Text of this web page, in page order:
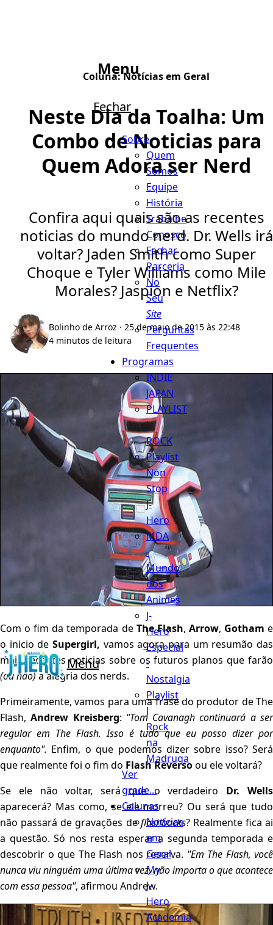
Menu
Menu
Fechar
Sobre
Quem
Somos
Equipe
História
Trabalhe
Conosco
Fechar
Parceria
No
Seu
Site
Perguntas
Frequentes
Programas
INDIE
JAPAN
PLAYLIST
J-
ROCK
Playlist
Non
Stop
J-
Hero
MDA
-
Mundo
dos
Animes
J-
Hero
Especial
-
Nostalgia
Playlist
J
Rock
na
Madruga
Ver
grade...
Colunas
Notícias
em
Geral
My
J-
Hero
Academia
Coluna:Notícias em Geral
Neste Dia da Toalha: Um
Combo de Noticias para
Quem Adora ser Nerd
Confira aqui quais são as recentes
noticias do mundo nerd. Dr. Wells irá
voltar? Jaden Smith como Super
Choque e Tyler Williams como Mile
Morales? Jaspion e Netflix?
Bolinho de Arroz · 25 de maio de 2015 às 22:48
4 minutos de leitura
Com o fim da temporada de The Flash, Arrow, Gothame
o inicio de Supergirl, vamos agora para um resumão das
mais recentes noticias sobre os futuros planos que farão
(ou não)a alegria dos nerds.
Primeiramente, vamos para uma frase do produtor de The
Flash,Andrew Kreisberg: "Tom Cavanagh continuará a ser
regular em The Flash. Isso é tudo que eu posso dizer por
enquanto". Enfim, o que podemos dizer sobre isso? Será
que realmente foi o fim do Flash Reversoou ele voltará?
Se ele não voltar, será que o verdadeiro Dr. Wells
aparecerá? Mas como, se ele morreu? Ou será que tudo
não passará de gravações deflashbacks? Realmente fica ai
a questão. Só nos resta esperar a segunda temporada e
descobrir o que The Flash nos reserva. "Em The Flash, você
nunca viu ninguém uma última vez, não importa o que acontece
com essa pessoa", afirmou Andrew.